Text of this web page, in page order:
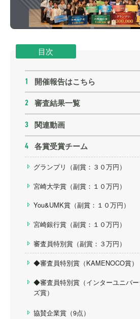
目次
1 開催報告はこちら
2 審査結果一覧
3 関連動画
4 各賞受賞チーム
グランプリ（副賞：３０万円）
宮崎大学賞（副賞：１０万円）
You&UMK賞（副賞：１０万円）
宮崎銀行賞（副賞：１０万円）
審査員特別賞（副賞：３万円）
◆審査員特別賞（KAMENOCO賞）
◆審査員特別賞（インターユニバ
ズ賞）
協賛企業賞（9点）